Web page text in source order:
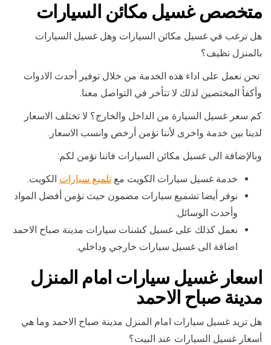
متخصص غسيل مكائن السيارات
هل ترغب في غسيل مكائن السيارات وهل غسيل السيارات
بالمنزل نظيف؟
نحن نعمل على اداء هذه الخدمة من خلال توفير أحدث الادوات
وأكفأ المختصين لذلك لا تتأخر في التواصل معنا.
كم سعر غسيل السيارة من الداخل والخارج؟ لا تختلف الاسعار
لدينا بين خدمة واخرى لأننا نؤمن أرخص وانسب الاسعار.
وبالإضافة الى غسيل مكائن السيارات فاننا نؤمن لكم:
خدمة غسيل سيارات الكويت مع تلميع سيارات الكويت.
نوفر أيضا تشميع سيارات مضمون حيث نؤمن أفضل المواد
وأحدث الوسائل.
نعمل كذلك على غسيل كشنات سيارات مدينة صباح الاحمد
اضافة الى غسيل سيارات خارجي وداخلي.
اسعار غسيل سيارات امام المنزل
مدينة صباح الاحمد
هل تريد غسيل سيارات امام المنزل مدينة صباح الاحمد وما هي
أسعار غسيل السيارات عند البيت؟